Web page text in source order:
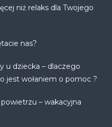
niż relaks dla Twojego
nas?
u dziecka – dlaczego
jest wołaniem o pomoc ?
– wakacyjna